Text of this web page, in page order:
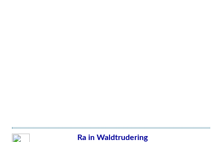
Ra in Waldtrudering